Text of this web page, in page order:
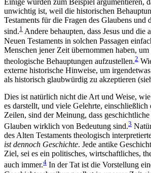
Einige würden zum Beispiel argumentieren,
unwichtig ist, weil die historischen
Testaments für die Fragen des Glaubens und
sind.1 Andere behaupten, dass Jesus und die
Neuen Testaments in solchen Passagen
Menschen jener Zeit übernommen haben, um
theologische Behauptungen aufzustellen.2
externe historische Hinweise, um
als historisch glaubwürdig zu akzeptieren
Dies ist natürlich nicht die Art und Weise, wie
es darstellt, und viele Gelehrte, einschließlich
Zeilen, sind der Meinung, dass
Glauben wirklich von Bedeutung sind.3
des Alten Testaments theologisch
ist dennoch Geschichte. Jede antike
Ziel, sei es ein politisches, wirtschaftliches,
auch immer.4 In der Tat ist die Vorstellung